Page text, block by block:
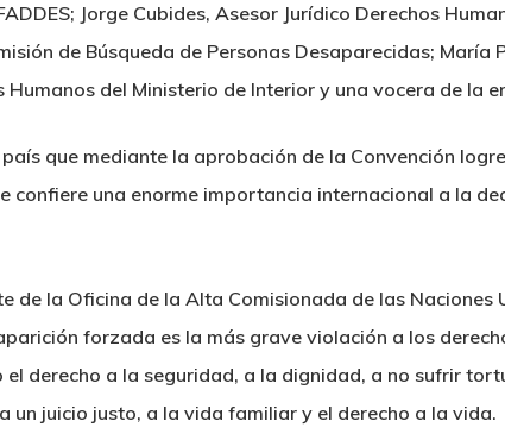
Jorge Cubides, Asesor Jurídico Derechos
de Búsqueda de Personas Desaparecidas; María
del Ministerio de Interior y una vocera de la
que mediante la aprobación de la Convención
confiere una enorme importancia internacional a la
de la Oficina de la Alta Comisionada de las Naciones
forzada es la más grave violación a los
derecho a la seguridad, a la dignidad, a no sufrir
juicio justo, a la vida familiar y el derecho a la vida.